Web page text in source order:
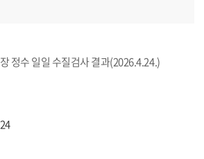
정수 일일 수질검사 결과(2026.4.24.)